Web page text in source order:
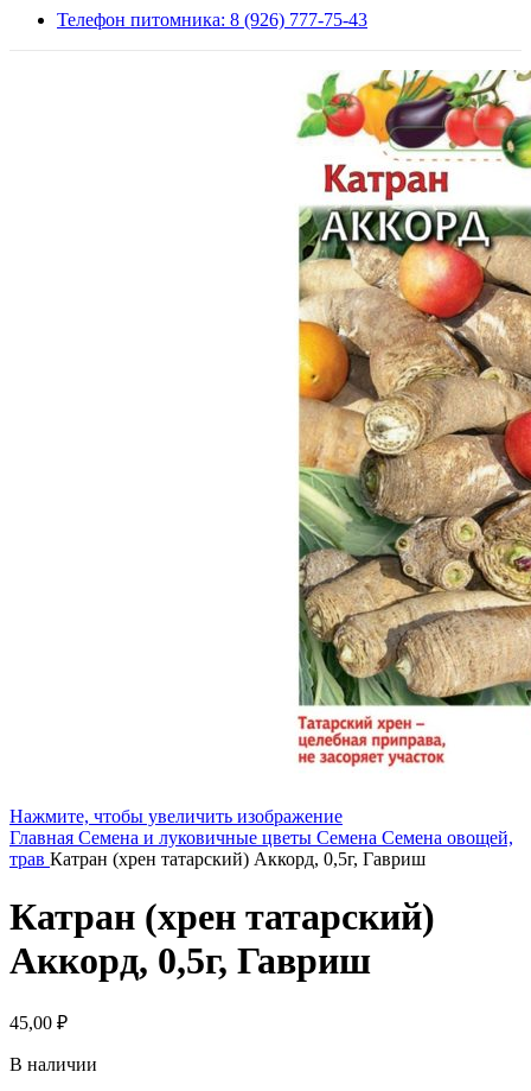
Телефон питомника: 8 (926) 777-75-43
Нажмите, чтобы увеличить изображение
Главная Семена и луковичные цветы Семена Семена овощей,
трав Катран (хрен татарский) Аккорд, 0,5г, Гавриш
Катран (хрен татарский)
Аккорд, 0,5г, Гавриш
45,00 ₽
В наличии